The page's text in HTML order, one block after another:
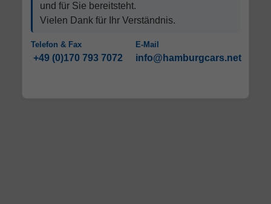
und für Sie bereitsteht.
Vielen Dank für Ihr Verständnis.
Telefon & Fax
+49 (0)170 793 7072
E-Mail
info@hamburgcars.net